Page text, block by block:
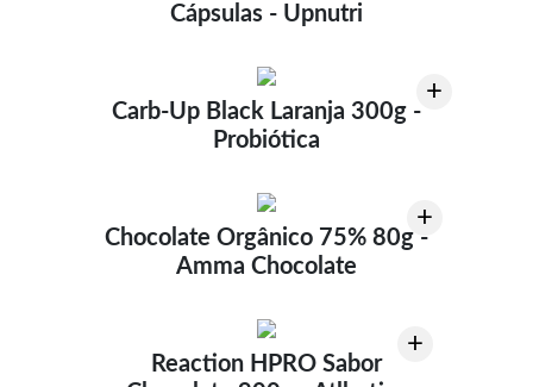
Cápsulas - Upnutri
+
Carb-Up Black Laranja 300g -
Probiótica
+
Chocolate Orgânico 75% 80g -
Amma Chocolate
+
Reaction HPRO Sabor